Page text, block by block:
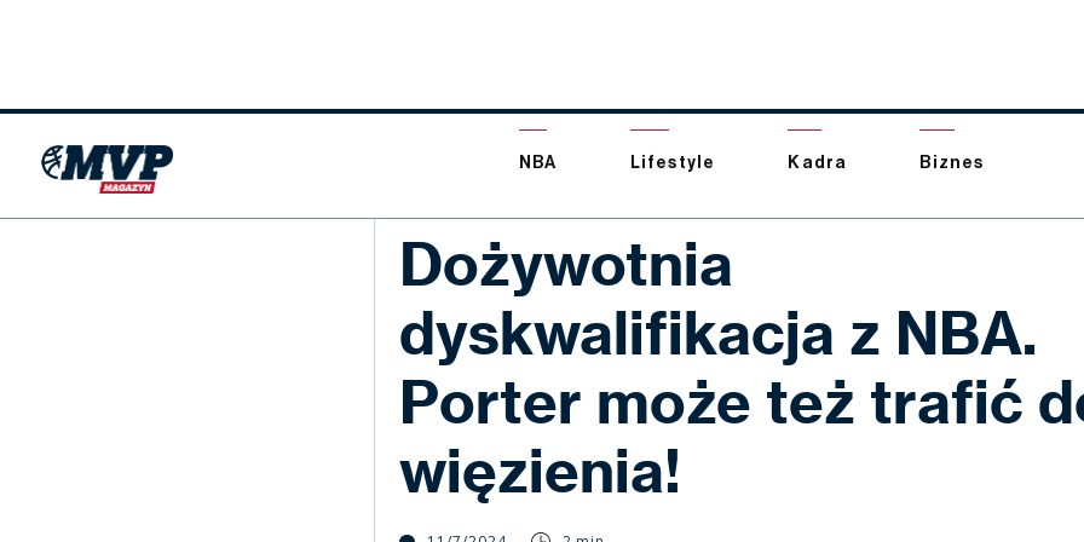
NBA Lifestyle Kadra Biznes
Dożywotnia
dyskwalifikacja z NBA.
Porter może też trafić
więzienia!